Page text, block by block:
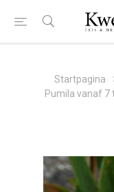
Startpagina
Pumila vanaf 7